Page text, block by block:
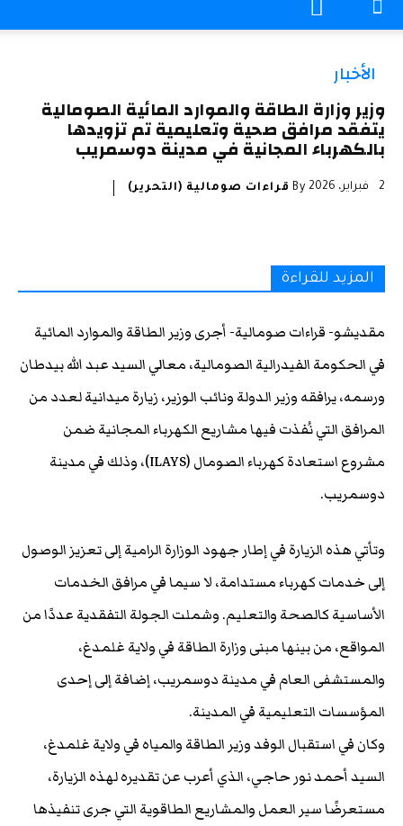
الأخبار
وزير وزارة الطاقة والموارد المائية الصومالية
يتفقد مرافق صحية وتعليمية تم تزويدها
بالكهرباء المجانية في مدينة دوسمريب
2 فبراير، 2026 By قراءات صومالية (التحرير)
المزيد للقراءة
مقديشو- قراءات صومالية- أجرى وزير الطاقة والموارد المائية
في الحكومة الفيدرالية الصومالية، معالي السيد عبد الله بيدطان
ورسمه، يرافقه وزير الدولة ونائب الوزير، زيارة ميدانية لعدد من
المرافق التي نُفذت فيها مشاريع الكهرباء المجانية ضمن
مشروع استعادة كهرباء الصومال (ILAYS)، وذلك في مدينة
دوسمريب.
وتأتي هذه الزيارة في إطار جهود الوزارة الرامية إلى تعزيز الوصول
إلى خدمات كهرباء مستدامة، لا سيما في مرافق الخدمات
الأساسية كالصحة والتعليم. وشملت الجولة التفقدية عددًا من
المواقع، من بينها مبنى وزارة الطاقة في ولاية غلمدغ،
والمستشفى العام في مدينة دوسمريب، إضافة إلى إحدى
المؤسسات التعليمية في المدينة.
وكان في استقبال الوفد وزير الطاقة والمياه في ولاية غلمدغ،
السيد أحمد نور حاجي، الذي أعرب عن تقديره لهذه الزيارة،
مستعرضًا سير العمل والمشاريع الطاقوية التي جرى تنفيذها